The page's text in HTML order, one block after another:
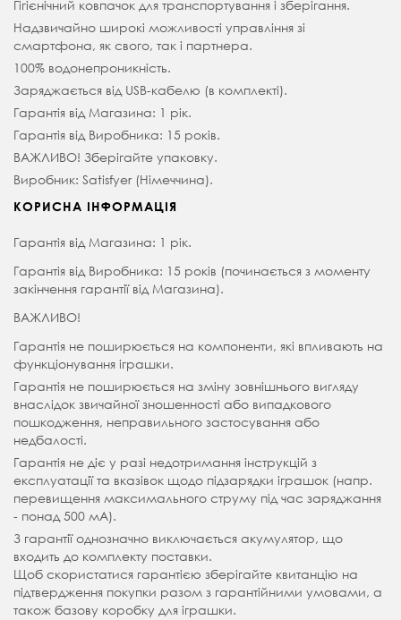
Гігієнічний ковпачок для транспортування і зберігання.
Надзвичайно широкі можливості управління зі
смартфона, як свого, так і партнера.
100% водонепроникність.
Заряджається від USB-кабелю (в комплекті).
Гарантія від Магазина: 1 рік.
Гарантія від Виробника: 15 років.
ВАЖЛИВО! Зберігайте упаковку.
Виробник: Satisfyer (Німеччина).
КОРИСНА ІНФОРМАЦІЯ
Гарантія від Магазина: 1 рік.
Гарантія від Виробника: 15 років (починається з моменту
закінчення гарантії від Магазина).
ВАЖЛИВО!
Гарантія не поширюється на компоненти, які впливають на
функціонування іграшки.
Гарантія не поширюється на зміну зовнішнього вигляду
внаслідок звичайної зношенності або випадкового
пошкодження, неправильного застосування або
недбалості.
Гарантія не діє у разі недотримання інструкцій з
експлуатації та вказівок щодо підзарядки іграшок (напр.
перевищення максимального струму під час заряджання
- понад 500 мА).
З гарантії однозначно виключається акумулятор, що
входить до комплекту поставки.
Щоб скористатися гарантією зберігайте квитанцію на
підтвердження покупки разом з гарантійними умовами, а
також базову коробку для іграшки.